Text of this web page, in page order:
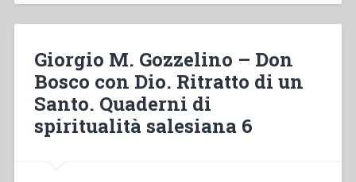
of
work
in
«Don
Bosco’s
Giorgio M. Gozzelino – Don
Bosco con Dio. Ritratto di un
Santo. Quaderni di
spiritualità salesiana 6